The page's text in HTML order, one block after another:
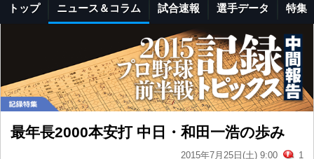
トップ ニュース＆コラム 試合速報 選手データ 特集
最年長2000本安打 中日・和田一浩の歩み
2015年7月25日(土) 9:00 1